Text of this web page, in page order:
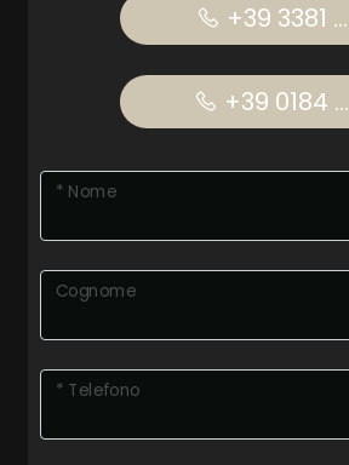
+39 3381 ...
+39 0184 ...
* Nome
Cognome
* Telefono